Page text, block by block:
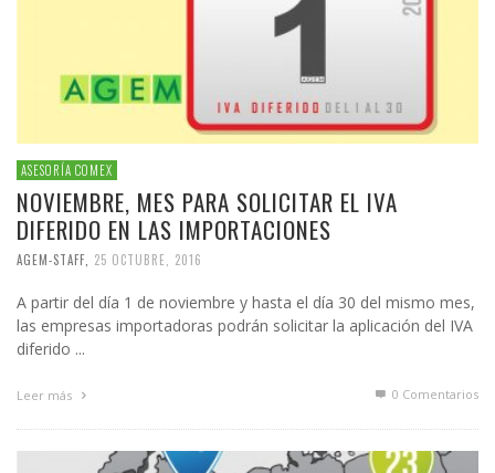
ASESORÍA COMEX
NOVIEMBRE, MES PARA SOLICITAR EL IVA
DIFERIDO EN LAS IMPORTACIONES
AGEM-STAFF 25 OCTUBRE, 2016
A partir del día 1 de noviembre y hasta el día 30 del mismo mes,
las empresas importadoras podrán solicitar la aplicación del IVA
diferido ...
Leer más 0 Comentarios